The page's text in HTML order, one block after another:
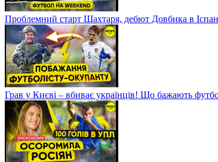
Проблемний старт Шахтаря, дебют Довбика в
Грав у Києві – вбиває українців! Що бажають